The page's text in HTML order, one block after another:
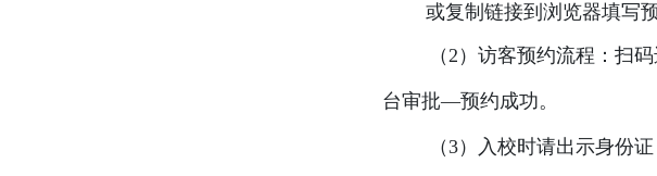
或复制链接到浏览器填写预
（2 ）访客预约流程：扫
台审批—预约成功。
（3）入校时请出示身份